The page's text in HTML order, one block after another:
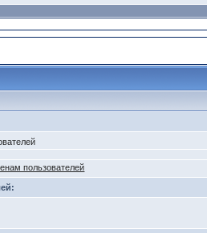
пользователей